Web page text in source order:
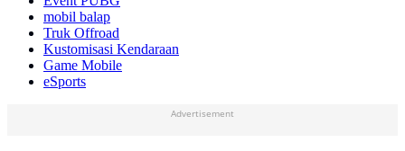
mobil balap
Truk Offroad
Kustomisasi Kendaraan
Game Mobile
eSports
Advertisement